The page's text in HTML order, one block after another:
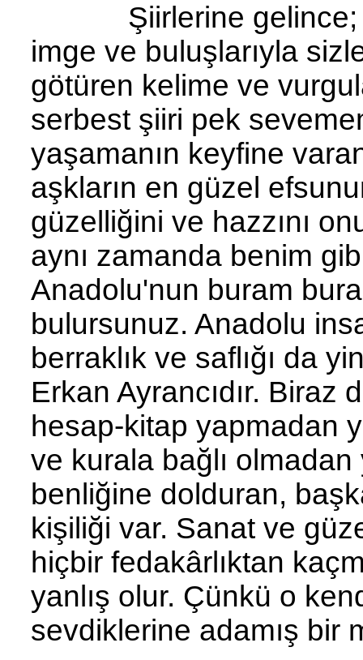
Şiirlerine gelince;
imge ve buluşlarıyla
götüren kelime ve
serbest şiiri pek
yaşamanın keyfine
aşkların en güzel
güzelliğini ve hazzını
aynı zamanda benim
Anadolu'nun buram
bulursunuz. Anadolu
berraklık ve saflığı da
Erkan Ayrancıdır. Biraz
hesap-kitap yapmadan
ve kurala bağlı olmadan
benliğine dolduran,
kişiliği var. Sanat ve
hiçbir fedakârlıktan
yanlış olur. Çünkü o
sevdiklerine adamış bir